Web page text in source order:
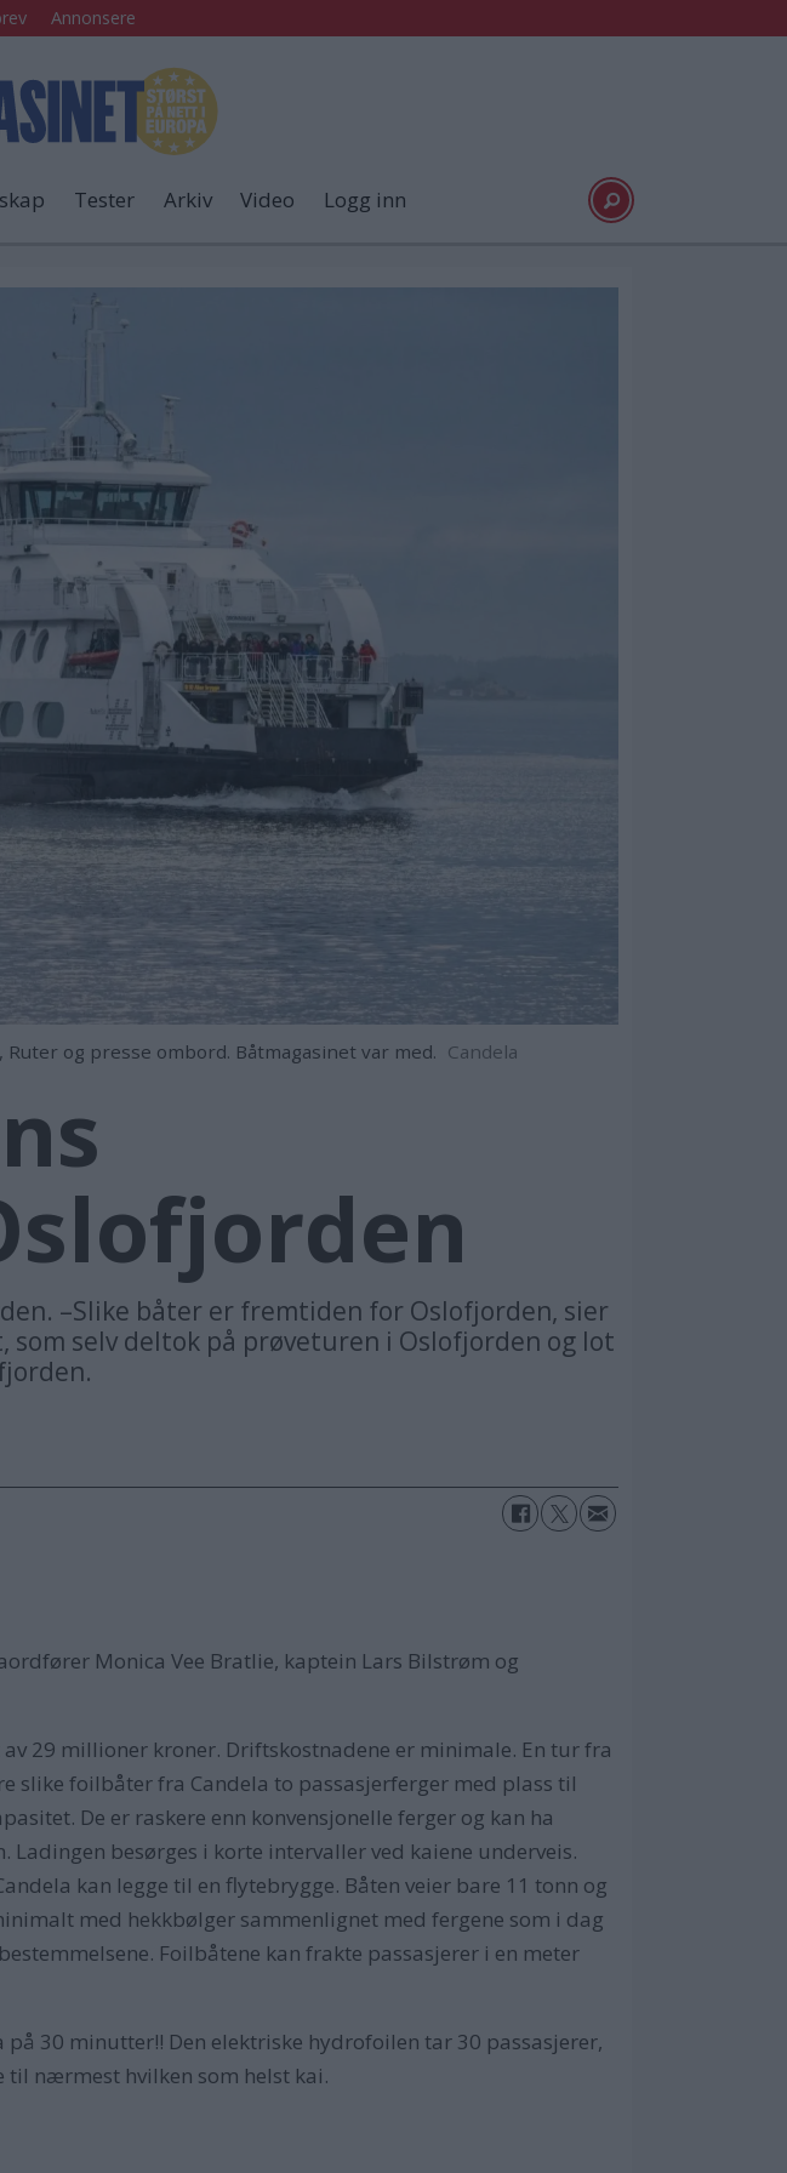
Annonsere
Tester Arkiv Video Logg inn
og presse ombord. Båtmagasinet var med. Candela
–Slike båter er fremtiden for Oslofjorden, sier
selv deltok på prøveturen i Oslofjorden og lot
Monica Vee Bratlie, kaptein Lars Bilstrøm og
29 millioner kroner. Driftskostnadene er minimale. En tur fra
slike foilbåter fra Candela to passasjerferger med plass til
De er raskere enn konvensjonelle ferger og kan ha
besørges i korte intervaller ved kaiene underveis.
kan legge til en flytebrygge. Båten veier bare 11 tonn og
med hekkbølger sammenlignet med fergene som i dag
Foilbåtene kan frakte passasjerer i en meter
30 minutter!! Den elektriske hydrofoilen tar 30 passasjerer,
til nærmest hvilken som helst kai.